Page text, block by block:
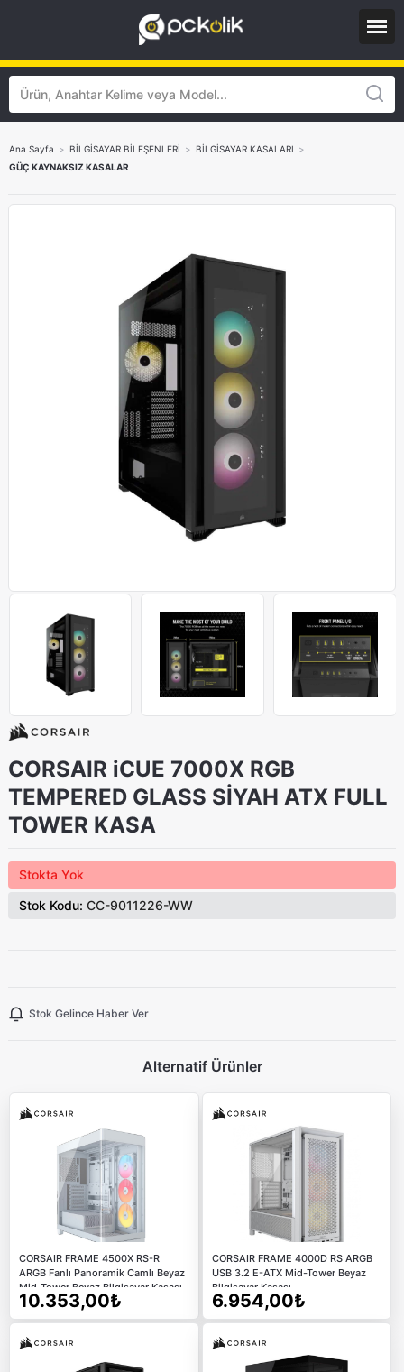
Ana Sayfa > BİLGİSAYAR BİLEŞENLERİ > BİLGİSAYAR KASALARI >
GÜÇ KAYNAKSIZ KASALAR
CORSAIR iCUE 7000X RGB
TEMPERED GLASS SİYAH ATX FULL
TOWER KASA
Stokta Yok
Stok Kodu: CC-9011226-WW
Stok Gelince Haber Ver
Alternatif Ürünler
CORSAIR FRAME 4500X RS-R
ARGB Fanlı Panoramik Camlı Beyaz
Mid-Tower Beyaz Bilgisayar Kasası
10.353,00₺
CORSAIR FRAME 4000D RS ARGB
USB 3.2 E-ATX Mid-Tower Beyaz
Bilgisayar Kasası
6.954,00₺